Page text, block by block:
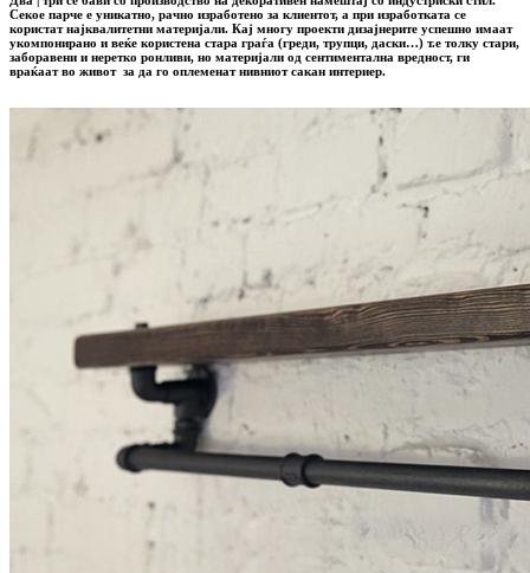
Секое парче е уникатно, рачно изработено за клиентот, а при изработката се
користат најквалитетни материјали. Кај многу проекти дизајнерите успешно имаат
укомпонирано и веќе користена стара граѓа (греди, трупци, даски…) т.е толку стари,
заборавени и неретко ронливи, но материјали од сентиментална вредност, ги
враќаат во живот за да го оплеменат нивниот сакан интериер.